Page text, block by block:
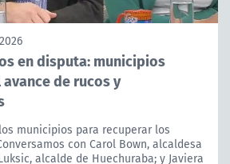
en disputa: municipios
de rucos y
municipios para recuperar los
con Carol Bown, alcaldesa
alcalde de Huechuraba; y Javiera